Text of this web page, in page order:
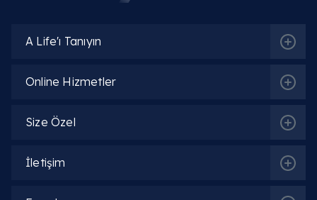
A Life'ı Tanıyın
Online Hizmetler
Size Özel
İletişim